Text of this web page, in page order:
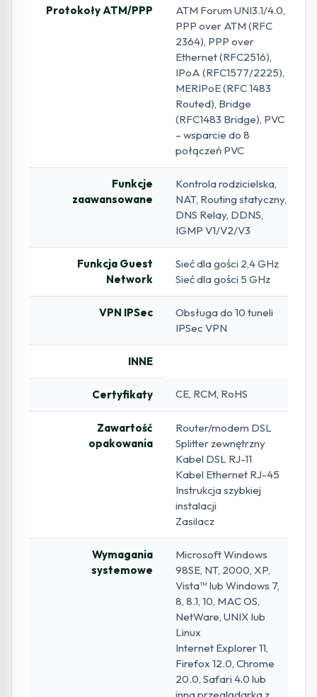
Protokoły ATM/PPP
ATM Forum UNI3.1/4.0,
PPP over ATM (RFC
2364), PPP over
Ethernet (RFC2516),
IPoA (RFC1577/2225),
MERIPoE (RFC 1483
Routed), Bridge
(RFC1483 Bridge), PVC
– wsparcie do 8
połączeń PVC
Funkcje
zaawansowane
Kontrola rodzicielska,
NAT, Routing statyczny,
DNS Relay, DDNS,
IGMP V1/V2/V3
Funkcja Guest
Network
Sieć dla gości 2,4 GHz
Sieć dla gości 5 GHz
VPN IPSec
Obsługa do 10 tuneli
IPSec VPN
INNE
Certyfikaty CE, RCM, RoHS
Zawartość
opakowania
Router/modem DSL
Splitter zewnętrzny
Kabel DSL RJ-11
Kabel Ethernet RJ-45
Instrukcja szybkiej
instalacji
Zasilacz
Wymagania
systemowe
Microsoft Windows
98SE, NT, 2000, XP,
Vista™ lub Windows 7,
8, 8.1, 10, MAC OS,
NetWare, UNIX lub
Linux
Internet Explorer 11,
Firefox 12.0, Chrome
20.0, Safari 4.0 lub
inna przeglądarka z